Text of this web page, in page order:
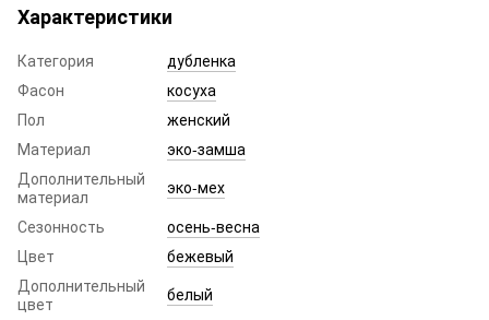
Характеристики
Категория
дубленка
Фасон
косуха
Пол
женский
Материал
эко-замша
Дополнительный
материал
эко-мех
Сезонность
осень-весна
Цвет
бежевый
Дополнительный
цвет
белый